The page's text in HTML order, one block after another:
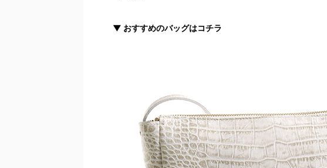
▼ おすすめのバッグはコチラ